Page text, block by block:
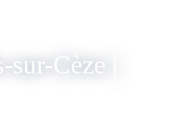
Cèze |